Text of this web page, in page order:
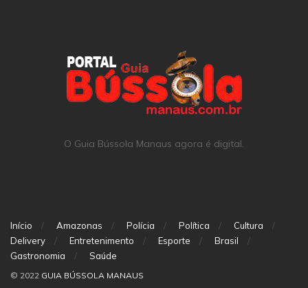
O Guia Bússola Manaus agora é digital.
Início Amazonas Polícia Política
Cultura
Delivery
Entretenimento Esporte
Brasil
Gastronomia
Saúde
© 2022 GUIA BÚSSOLA MANAUS